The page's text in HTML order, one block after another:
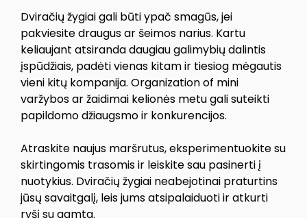
Dviračių žygiai gali būti ypač smagūs, jei
pakviesite draugus ar šeimos narius. Kartu
keliaujant atsiranda daugiau galimybių dalintis
įspūdžiais, padėti vienas kitam ir tiesiog mėgautis
vieni kitų kompanija. Organization of mini
varžybos ar žaidimai kelionės metu gali suteikti
papildomo džiaugsmo ir konkurencijos.
Atraskite naujus maršrutus, eksperimentuokite su
skirtingomis trasomis ir leiskite sau pasinerti į
nuotykius. Dviračių žygiai neabejotinai praturtins
jūsų savaitgalį, leis jums atsipalaiduoti ir atkurti
ryšį su gamta.